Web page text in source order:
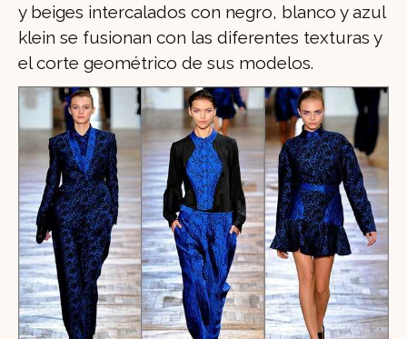
y beiges intercalados con negro, blanco y azul
klein se fusionan con las diferentes texturas y
el corte geométrico de sus modelos.